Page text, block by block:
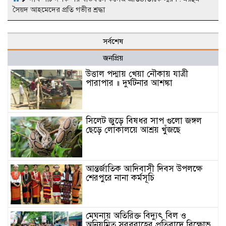
সৈয়দ আহমেদের প্রতি গভীর শ্রদ্ধা
সর্বশেষ
জনপ্রিয়
উত্তাল পদ্মায় খেয়া নৌকায় যাত্রী
পারাপার ॥ দুর্ঘটনার আশঙ্কা
সিলেট জুড়ে বিষধর সাপ গুলো জঙ্গল
ছেড়ে লোকালয়ে আশ্রয় খুঁজছে
আন্তর্জাতিক আদিবাসী দিবস উপলক্ষে
শেরপুরে নানা কর্মসূচি
মেঘনায় অতিরিক্ত বিদ্যুৎ বিল ও